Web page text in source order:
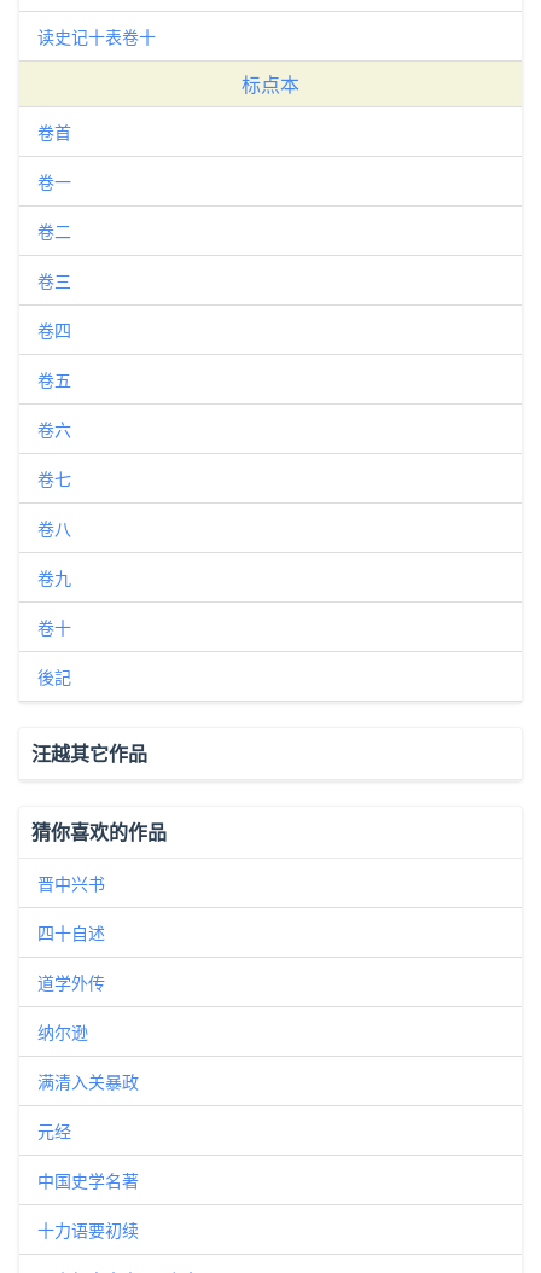
读史记十表卷十
标点本
卷首
卷一
卷二
卷三
卷四
卷五
卷六
卷七
卷八
卷九
卷十
後記
汪越其它作品
猜你喜欢的作品
晋中兴书
四十自述
道学外传
纳尔逊
满清入关暴政
元经
中国史学名著
十力语要初续